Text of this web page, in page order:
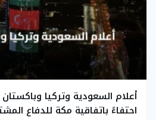
أعلام السعودية وتركيا
احتفاءً باتفاقية مكة للدفاع